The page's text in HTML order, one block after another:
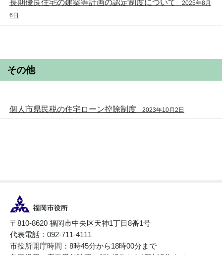
長期優良住宅の建築等計画の認定制度について 2025年8月
6日
その他
個人市県民税の住宅ローン控除制度 2023年10月2日
〒810-8620 福岡市中央区天神1丁目8番1号
代表電話：092-711-4111
市役所開庁時間：8時45分から18時00分まで